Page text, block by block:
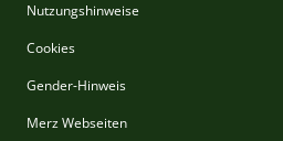
Nutzungshinweise
Cookies
Gender-Hinweis
Merz Webseiten